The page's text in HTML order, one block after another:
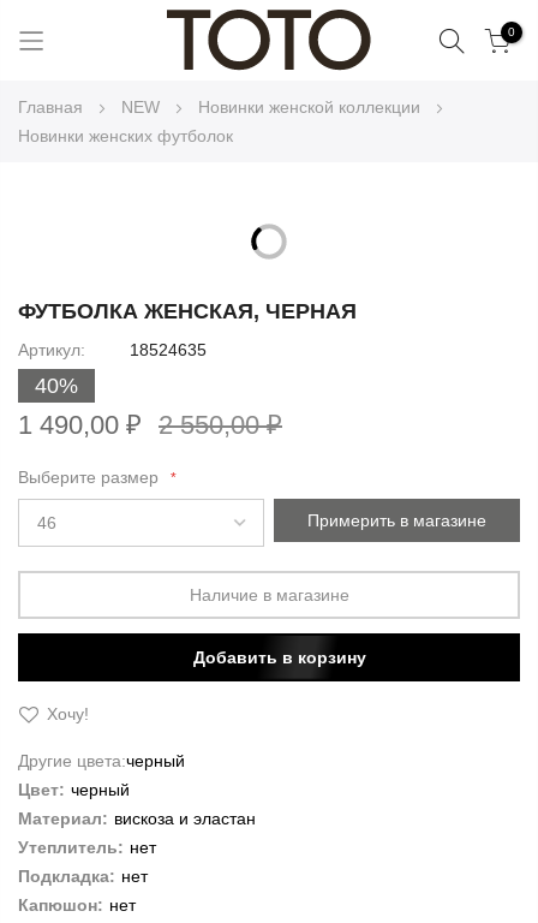
Поиск0
Главная NEW
Новинки женской коллекции
Новинки женских футболок
end
of
the
images
gallery
to
beginning
the
gallery
ФУТБОЛКА ЖЕНСКАЯ, ЧЕРНАЯ
Артикул 18524635
40%
1 490,00 ₽ 2 550,00 ₽
Выберите размер
Примерить в магазине
Наличие в магазине
Добавить в корзину
Хочу!
Другие цвета:черный
Цвет: черный
Материал: вискоза и эластан
Утеплитель: нет
Подкладка: нет
Капюшон: нет